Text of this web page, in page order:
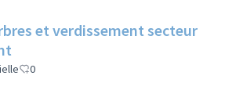
et verdissement secteur
0